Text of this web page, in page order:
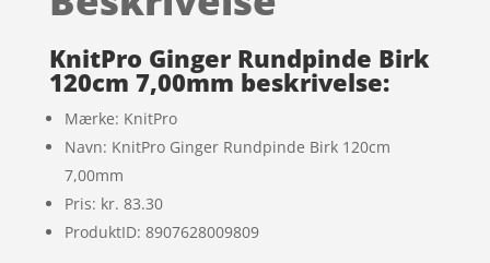
mmelser
KnitPro Ginger Rundpinde Birk
120cm 7,00mm beskrivelse:
Mærke: KnitPro
Navn: KnitPro Ginger Rundpinde Birk 120cm
7,00mm
Pris: kr. 83.30
ProduktID: 8907628009809